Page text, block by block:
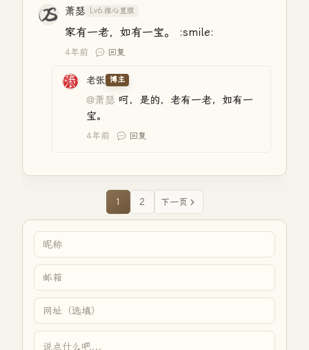
萧瑟 Lv6.推心置腹
家有一老，如有一宝。 :smile:
4年前 回复
老张 博主
@萧瑟 呵，是的，老有一老，如有一
宝。
4年前 回复
1 2 下一页